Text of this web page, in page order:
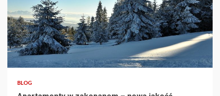
3 min read
BLOG